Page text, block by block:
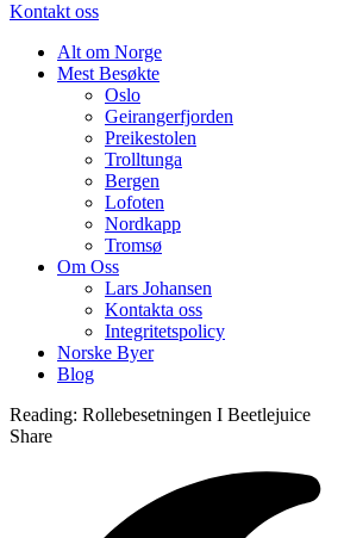
Kontakt oss
Alt om Norge
Mest Besøkte
Oslo
Geirangerfjorden
Preikestolen
Trolltunga
Bergen
Lofoten
Nordkapp
Tromsø
Om Oss
Lars Johansen
Kontakta oss
Integritetspolicy
Norske Byer
Blog
Reading: Rollebesetningen I Beetlejuice
Share